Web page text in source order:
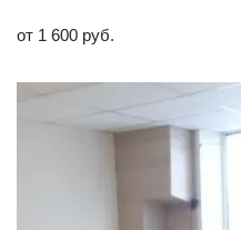
от 1 600 руб.